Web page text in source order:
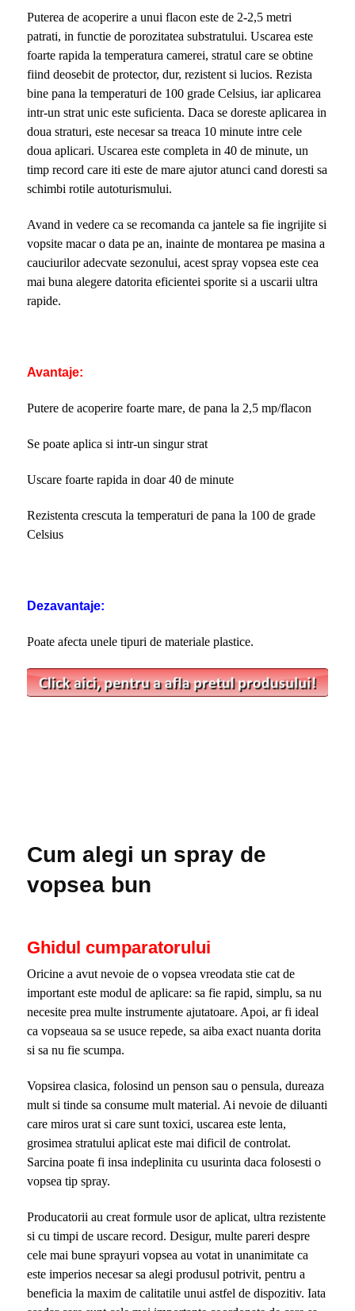
Puterea de acoperire a unui flacon este de 2-2,5 metri
patrati, in functie de porozitatea substratului. Uscarea este
foarte rapida la temperatura camerei, stratul care se obtine
fiind deosebit de protector, dur, rezistent si lucios. Rezista
bine pana la temperaturi de 100 grade Celsius, iar aplicarea
intr-un strat unic este suficienta. Daca se doreste aplicarea in
doua straturi, este necesar sa treaca 10 minute intre cele
doua aplicari. Uscarea este completa in 40 de minute, un
timp record care iti este de mare ajutor atunci cand doresti sa
schimbi rotile autoturismului.
Avand in vedere ca se recomanda ca jantele sa fie ingrijite si
vopsite macar o data pe an, inainte de montarea pe masina a
cauciurilor adecvate sezonului, acest spray vopsea este cea
mai buna alegere datorita eficientei sporite si a uscarii ultra
rapide.
Avantaje:
Putere de acoperire foarte mare, de pana la 2,5 mp/flacon
Se poate aplica si intr-un singur strat
Uscare foarte rapida in doar 40 de minute
Rezistenta crescuta la temperaturi de pana la 100 de grade
Celsius
Dezavantaje:
Poate afecta unele tipuri de materiale plastice.
Cum alegi un spray de
vopsea bun
Ghidul cumparatorului
Oricine a avut nevoie de o vopsea vreodata stie cat de
important este modul de aplicare: sa fie rapid, simplu, sa nu
necesite prea multe instrumente ajutatoare. Apoi, ar fi ideal
ca vopseaua sa se usuce repede, sa aiba exact nuanta dorita
si sa nu fie scumpa.
Vopsirea clasica, folosind un penson sau o pensula, dureaza
mult si tinde sa consume mult material. Ai nevoie de diluanti
care miros urat si care sunt toxici, uscarea este lenta,
grosimea stratului aplicat este mai dificil de controlat.
Sarcina poate fi insa indeplinita cu usurinta daca folosesti o
vopsea tip spray.
Producatorii au creat formule usor de aplicat, ultra rezistente
si cu timpi de uscare record. Desigur, multe pareri despre
cele mai bune sprayuri vopsea au votat in unanimitate ca
este imperios necesar sa alegi produsul potrivit, pentru a
beneficia la maxim de calitatile unui astfel de dispozitiv. Iata